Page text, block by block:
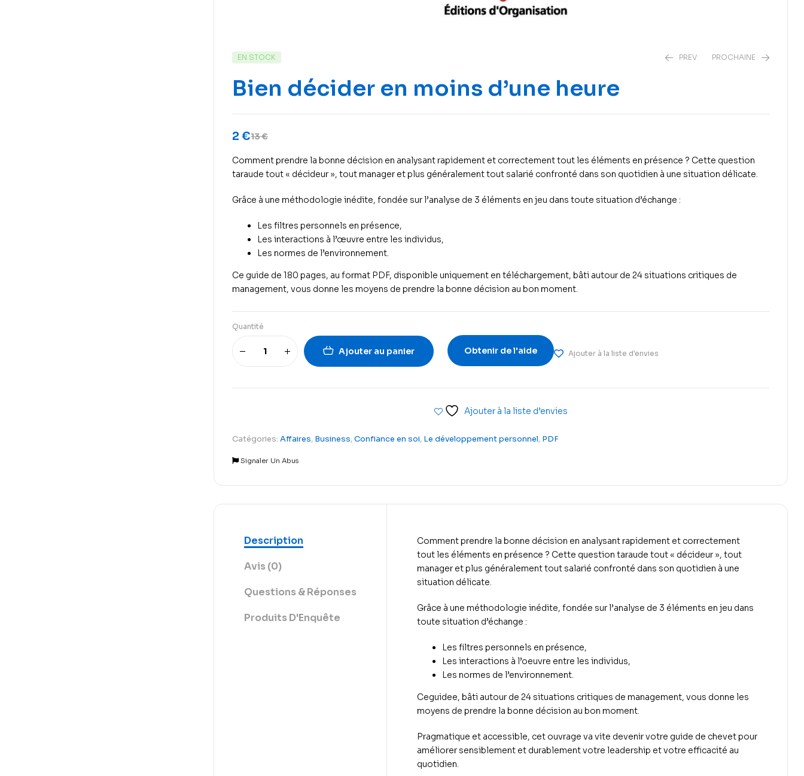
EN STOCK PREV PROCHAINE
Bien décider en moins d’une heure
13€
2 €
Comment prendre la bonne décision en analysant rapidement et correctement tout les éléments en présence ? Cette question
taraude tout « décideur », tout manager et plus généralement tout salarié confronté dans son quotidien à une situation délicate.
Grâce à une méthodologie inédite, fondée sur l’analyse de 3 éléments en jeu dans toute situation d’échange :
Les filtres personnels en présence,
Les interactions à l’œuvre entre les individus,
Les normes de l’environnement.
Ce guide de 180 pages, au format PDF, disponible uniquement en téléchargement, bâti autour de 24 situations critiques de
management, vous donne les moyens de prendre la bonne décision au bon moment.
Quantité
Ajouter au panier Obtenir de l'aide Ajouter à la liste d'envies
Ajouter à la liste d’envies
Catégories: Affaires, Business,Confiance en soi, Le développement personnel, PDF
Signaler Un Abus
Description
Avis (0)
Questions & Réponses
Produits D'Enquête
Comment prendre la bonne décision en analysant rapidement et correctement
tout les éléments en présence ? Cette question taraude tout « décideur », tout
manager et plus généralement tout salarié confronté dans son quotidien à une
situation délicate.
Grâce à une méthodologie inédite, fondée sur l’analyse de 3 éléments en jeu dans
toute situation d’échange :
Les filtres personnels en présence,
Les interactions à l’oeuvre entre les individus,
Les normes de l’environnement.
Ceguidee, bâti autour de 24 situations critiques de management, vous donne les
moyens de prendre la bonne décision au bon moment.
Pragmatique et accessible, cet ouvrage va vite devenir votre guide de chevet pour
améliorer sensiblement et durablement votre leadership et votre efficacité au
quotidien.